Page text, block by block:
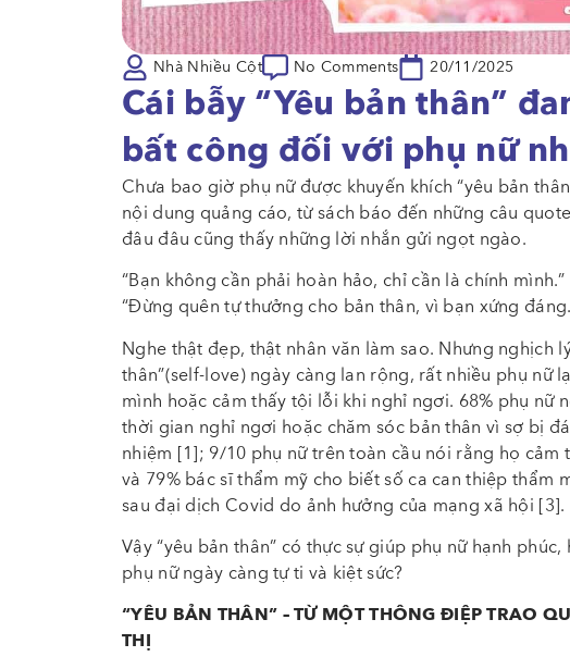
Nhà Nhiều Cột No Comments 20/11/2025
Cái bẫy “Yêu bản thân”
bất công đối với phụ nữ
Chưa bao giờ phụ nữ được khuyến khích “yêu bản
nội dung quảng cáo, từ sách báo đến những câu
đâu đâu cũng thấy những lời nhắn gửi ngọt ngào.
“Bạn không cần phải hoàn hảo, chỉ cần là chính mình.”
“Đừng quên tự thưởng cho bản thân, vì bạn xứng
Nghe thật đẹp, thật nhân văn làm sao. Nhưng nghịch
thân”(self-love) ngày càng lan rộng, rất nhiều phụ nữ
mình hoặc cảm thấy tội lỗi khi nghỉ ngơi. 68% phụ nữ
thời gian nghỉ ngơi hoặc chăm sóc bản thân vì sợ bị
nhiệm [1]; 9/10 phụ nữ trên toàn cầu nói rằng họ cảm
và 79% bác sĩ thẩm mỹ cho biết số ca can thiệp thẩm
sau đại dịch Covid do ảnh hưởng của mạng xã hội [3].
Vậy “yêu bản thân” có thực sự giúp phụ nữ hạnh
phụ nữ ngày càng tự ti và kiệt sức?
“YÊU BẢN THÂN” – TỪ MỘT THÔNG ĐIỆP TRAO
THỊ